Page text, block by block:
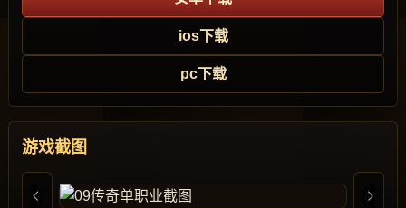
ios下载
pc下载
游戏截图